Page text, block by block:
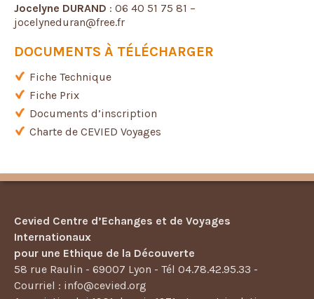
Jocelyne DURAND : 06 40 51 75 81 –
jocelyneduran@free.fr
DOCUMENTS À TÉLÉCHARGER
Fiche Technique
Fiche Prix
Documents d’inscription
Charte de CEVIED Voyages
Cevied Centre d’Echanges et de Voyages
Internationaux
pour une Ethique de la Découverte
58 rue Raulin - 69007 Lyon - Tél 04.78.42.95.33 -
Courriel : info@cevied.org